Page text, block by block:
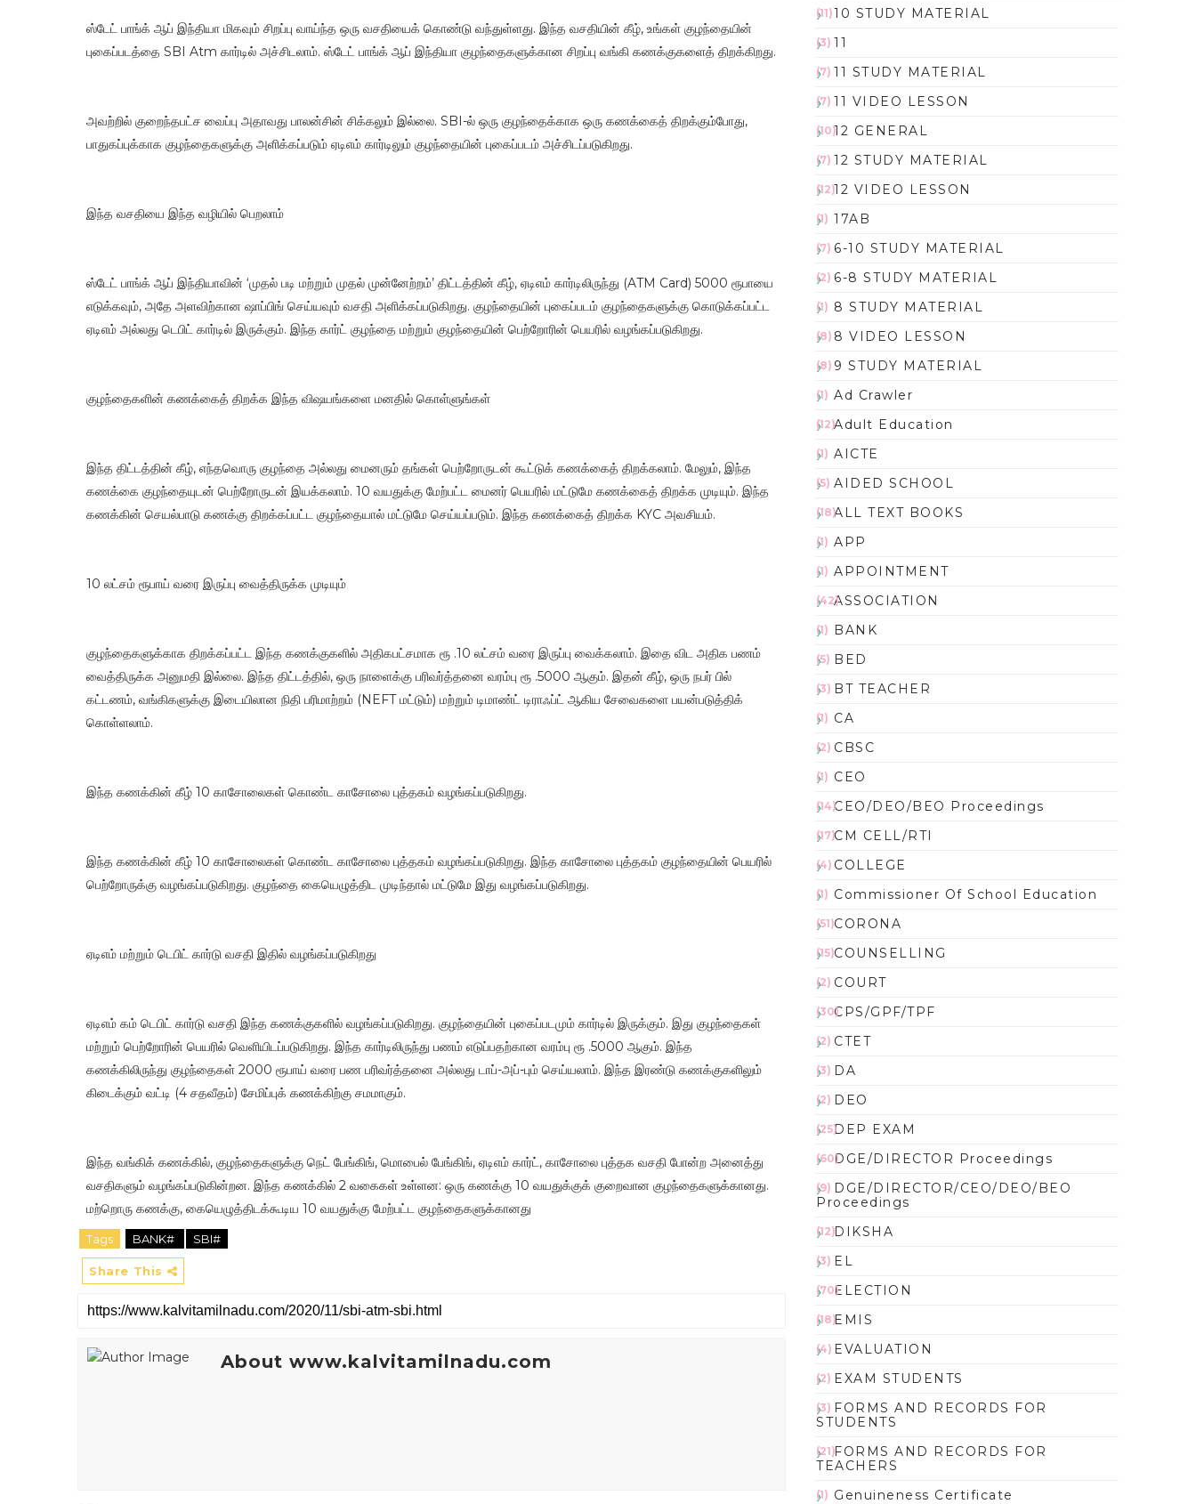
ஸ்டேட் பாங்க் ஆப் இந்தியா மிகவும் சிறப்பு வாய்ந்த ஒரு வசதியைக் கொண்டு வந்துள்ளது. இந்த வசதியின் கீழ், உங்கள் குழந்தையின்
புகைப்படத்தை SBI Atm கார்டில் அச்சிடலாம். ஸ்டேட் பாங்க் ஆப் இந்தியா குழந்தைகளுக்கான சிறப்பு வங்கி கணக்குகளைத் திறக்கிறது.
அவற்றில் குறைந்தபட்ச வைப்பு அதாவது பாலன்சின் சிக்கலும் இல்லை. SBI-ல் ஒரு குழந்தைக்காக ஒரு கணக்கைத் திறக்கும்போது, ​​
பாதுகப்புக்காக குழந்தைகளுக்கு அளிக்கப்படும் ஏடிஎம் கார்டிலும் குழந்தையின் புகைப்படம் அச்சிடப்படுகிறது.
இந்த வசதியை இந்த வழியில் பெறலாம்
ஸ்டேட் பாங்க் ஆப் இந்தியாவின் ‘முதல் படி மற்றும் முதல் முன்னேற்றம்’ திட்டத்தின் கீழ், ஏடிஎம் கார்டிலிருந்து (ATM Card) 5000 ரூபாயை
எடுக்கவும், அதே அளவிற்கான ஷாப்பிங் செய்யவும் வசதி அளிக்கப்படுகிறது. குழந்தையின் புகைப்படம் குழந்தைகளுக்கு கொடுக்கப்பட்ட
ஏடிஎம் அல்லது டெபிட் கார்டில் இருக்கும். இந்த கார்ட் குழந்தை மற்றும் குழந்தையின் பெற்றோரின் பெயரில் வழங்கப்படுகிறது.
குழந்தைகளின் கணக்கைத் திறக்க இந்த விஷயங்களை மனதில் கொள்ளுங்கள்
இந்த திட்டத்தின் கீழ், எந்தவொரு குழந்தை அல்லது மைனரும் தங்கள் பெற்றோருடன் கூட்டுக் கணக்கைத் திறக்கலாம். மேலும், இந்த
கணக்கை குழந்தையுடன் பெற்றோருடன் இயக்கலாம். 10 வயதுக்கு மேற்பட்ட மைனர் பெயரில் மட்டுமே கணக்கைத் திறக்க முடியும். இந்த
கணக்கின் செயல்பாடு கணக்கு திறக்கப்பட்ட குழந்தையால் மட்டுமே செய்யப்படும். இந்த கணக்கைத் திறக்க KYC அவசியம்.
10 லட்சம் ரூபாய் வரை இருப்பு வைத்திருக்க முடியும்
குழந்தைகளுக்காக திறக்கப்பட்ட இந்த கணக்குகளில் அதிகபட்சமாக ரூ .10 லட்சம் வரை இருப்பு வைக்கலாம். இதை விட அதிக பணம்
வைத்திருக்க அனுமதி இல்லை. இந்த திட்டத்தில், ஒரு நாளைக்கு பரிவர்த்தனை வரம்பு ரூ .5000 ஆகும். இதன் கீழ், ஒரு நபர் பில்
கட்டணம், வங்கிகளுக்கு இடையிலான நிதி பரிமாற்றம் (NEFT மட்டும்) மற்றும் டிமாண்ட் டிராஃப்ட் ஆகிய சேவைகளை பயன்படுத்திக்
கொள்ளலாம்.
இந்த கணக்கின் கீழ் 10 காசோலைகள் கொண்ட காசோலை புத்தகம் வழங்கப்படுகிறது.
இந்த கணக்கின் கீழ் 10 காசோலைகள் கொண்ட காசோலை புத்தகம் வழங்கப்படுகிறது. இந்த காசோலை புத்தகம் குழந்தையின் பெயரில்
பெற்றோருக்கு வழங்கப்படுகிறது. குழந்தை கையெழுத்திட முடிந்தால் மட்டுமே இது வழங்கப்படுகிறது.
ஏடிஎம் மற்றும் டெபிட் கார்டு வசதி இதில் வழங்கப்படுகிறது
ஏடிஎம் கம் டெபிட் கார்டு வசதி இந்த கணக்குகளில் வழங்கப்படுகிறது. குழந்தையின் புகைப்படமும் கார்டில் இருக்கும். இது குழந்தைகள்
மற்றும் பெற்றோரின் பெயரில் வெளியிடப்படுகிறது. இந்த கார்டிலிருந்து பணம் எடுப்பதற்கான வரம்பு ரூ .5000 ஆகும். இந்த
கணக்கிலிருந்து குழந்தைகள் 2000 ரூபாய் வரை பண பரிவர்த்தனை அல்லது டாப்-அப்-பும் செய்யலாம். இந்த இரண்டு கணக்குகளிலும்
கிடைக்கும் வட்டி (4 சதவீதம்) சேமிப்புக் கணக்கிற்கு சமமாகும்.
இந்த வங்கிக் கணக்கில், குழந்தைகளுக்கு நெட் பேங்கிங், மொபைல் பேங்கிங், ஏடிஎம் கார்ட், காசோலை புத்தக வசதி போன்ற அனைத்து
வசதிகளும் வழங்கப்படுகின்றன. இந்த கணக்கில் 2 வகைகள் உள்ளன: ஒரு கணக்கு 10 வயதுக்குக் குறைவான குழந்தைகளுக்கானது.
மற்றொரு கணக்கு, கையெழுத்திடக்கூடிய 10 வயதுக்கு மேற்பட்ட குழந்தைகளுக்கானது
Tags BANK# SBI#
Share This
About www.kalvitamilnadu.com
10 STUDY MATERIAL
(11)
11
(3)
11 STUDY MATERIAL
(7)
11 VIDEO LESSON
(7)
12 GENERAL
(10)
12 STUDY MATERIAL
(7)
12 VIDEO LESSON
(12)
17AB
(1)
6-10 STUDY MATERIAL
(7)
6-8 STUDY MATERIAL
(2)
8 STUDY MATERIAL
(1)
8 VIDEO LESSON
(8)
9 STUDY MATERIAL
(8)
Ad Crawler
(1)
Adult Education
(12)
AICTE
(1)
AIDED SCHOOL
(5)
ALL TEXT BOOKS
(18)
APP
(1)
APPOINTMENT
(1)
ASSOCIATION
(42)
BANK
(1)
BED
(5)
BT TEACHER
(3)
CA
(1)
CBSC
(2)
CEO
(1)
CEO/DEO/BEO Proceedings
(14)
CM CELL/RTI
(17)
COLLEGE
(4)
Commissioner Of School Education
(1)
CORONA
(51)
COUNSELLING
(15)
COURT
(2)
CPS/GPF/TPF
(30)
CTET
(2)
DA
(3)
DEO
(2)
DEP EXAM
(25)
DGE/DIRECTOR Proceedings
(60)
DGE/DIRECTOR/CEO/DEO/BEO
Proceedings
(9)
DIKSHA
(12)
EL
(3)
ELECTION
(70)
EMIS
(18)
EVALUATION
(4)
EXAM STUDENTS
(2)
FORMS AND RECORDS FOR
STUDENTS
(3)
FORMS AND RECORDS FOR
TEACHERS
(21)
Genuineness Certificate
(1)